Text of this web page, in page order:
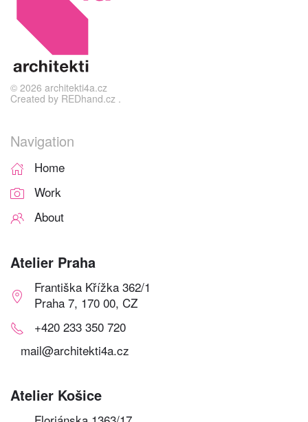
© 2026 architekti4a.cz
Created by REDhand.cz .
Navigation
Home
Work
About
Atelier Praha
Františka Křížka 362/1
Praha 7, 170 00, CZ
+420 233 350 720
mail@architekti4a.cz
Atelier Košice